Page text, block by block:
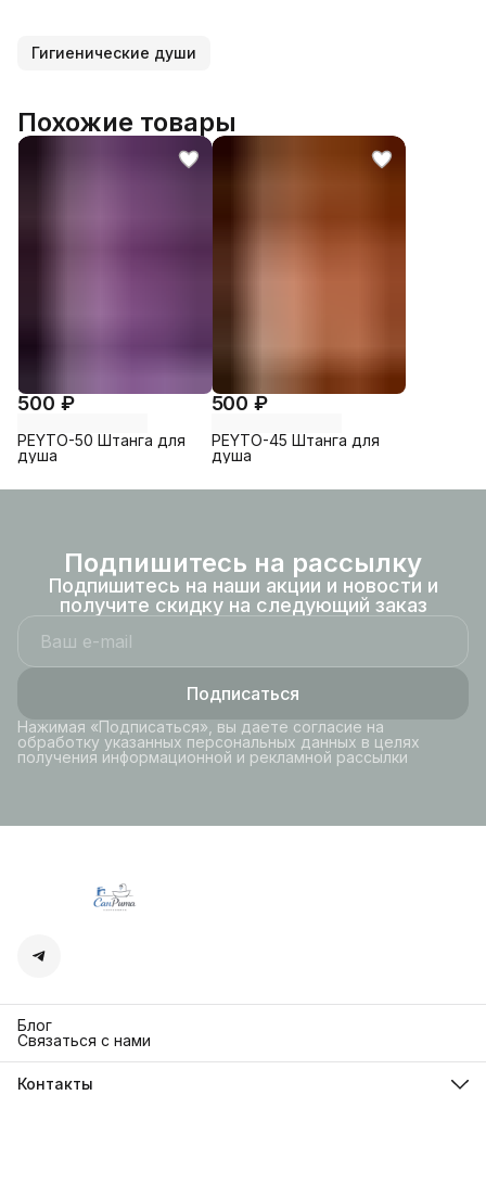
Гигиенические души
Похожие товары
500 ₽
PEYTO-50 Штанга для
душа
500 ₽
PEYTO-45 Штанга для
душа
Подпишитесь на рассылку
Подпишитесь на наши акции и новости и
получите скидку на следующий заказ
Подписаться
Нажимая «Подписаться», вы даете согласие на
обработку указанных персональных данных в целях
получения информационной и рекламной рассылки
Блог
Связаться с нами
Контакты